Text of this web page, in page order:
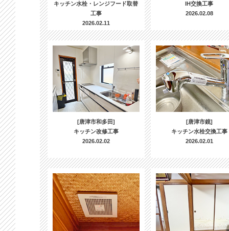
キッチン水栓・レンジフード取替
工事
2026.02.11
IH交換工事
2026.02.08
[唐津市和多田]
キッチン改修工事
2026.02.02
[唐津市鏡]
キッチン水栓交換工事
2026.02.01